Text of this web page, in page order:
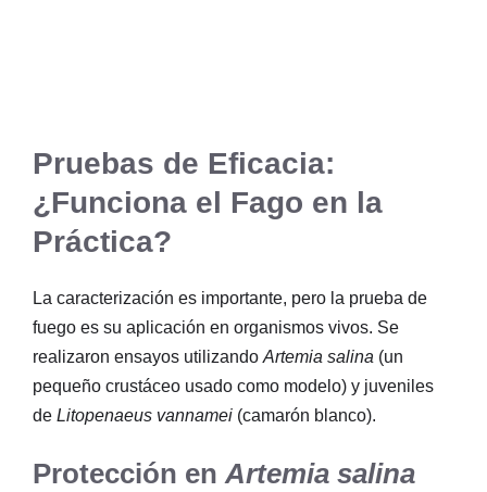
Pruebas de Eficacia:
¿Funciona el Fago en la
Práctica?
La caracterización es importante, pero la prueba de
fuego es su aplicación en organismos vivos. Se
realizaron ensayos utilizandoArtemia salina (un
pequeño crustáceo usado como modelo) y juveniles
de Litopenaeus vannamei (camarón blanco).
Protección enArtemia salina